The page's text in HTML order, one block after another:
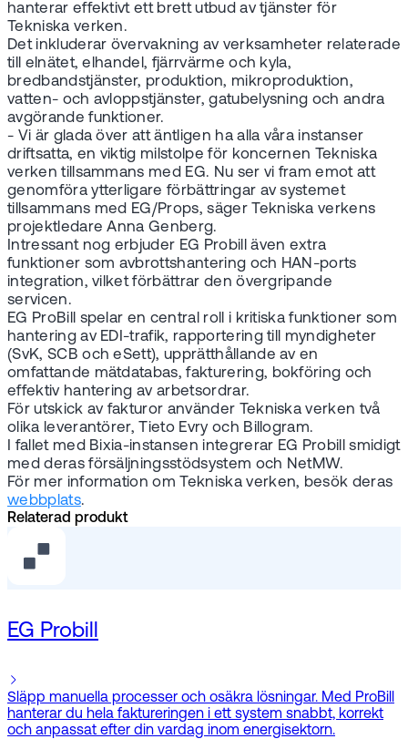
hanterar effektivt ett brett utbud av tjänster för
Tekniska verken.
Det inkluderar övervakning av verksamheter relaterade
till elnätet, elhandel, fjärrvärme och kyla,
bredbandstjänster, produktion, mikroproduktion,
vatten- och avloppstjänster, gatubelysning och andra
avgörande funktioner.
- Vi är glada över att äntligen ha alla våra instanser
driftsatta, en viktig milstolpe för koncernen Tekniska
verken tillsammans med EG. Nu ser vi fram emot att
genomföra ytterligare förbättringar av systemet
tillsammans med EG/Props, säger Tekniska verkens
projektledare Anna Genberg.
Intressant nog erbjuder EG Probill även extra
funktioner som avbrottshantering och HAN-ports
integration, vilket förbättrar den övergripande
servicen.
EG ProBill spelar en central roll i kritiska funktioner som
hantering av EDI-trafik, rapportering till myndigheter
(SvK, SCB och eSett), upprätthållande av en
omfattande mätdatabas, fakturering, bokföring och
effektiv hantering av arbetsordrar.
För utskick av fakturor använder Tekniska verken två
olika leverantörer, Tieto Evry och Billogram.
I fallet med Bixia-instansen integrerar EG Probill smidigt
med deras försäljningsstödsystem och NetMW.
För mer information om Tekniska verken, besök deras
webbplats.
Relaterad produkt
EG Probill
Släpp manuella processer och osäkra lösningar. Med ProBill
hanterar du hela faktureringen i ett system snabbt, korrekt
och anpassat efter din vardag inom energisektorn.